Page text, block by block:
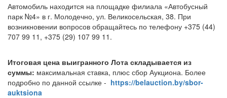
Автомобиль находится на площадке филиала «Автобусный
парк №4» в г. Молодечно, ул. Великосельская, 38. При
возникновении вопросов обращайтесь по телефону +375 (44)
707 99 11, +375 (29) 107 99 11.
Итоговая цена выигранного Лота складывается из
суммы: максимальная ставка, плюс сбор Аукциона. Более
подробно по данной ссылке - https://belauction.by/sbor-
auktsiona